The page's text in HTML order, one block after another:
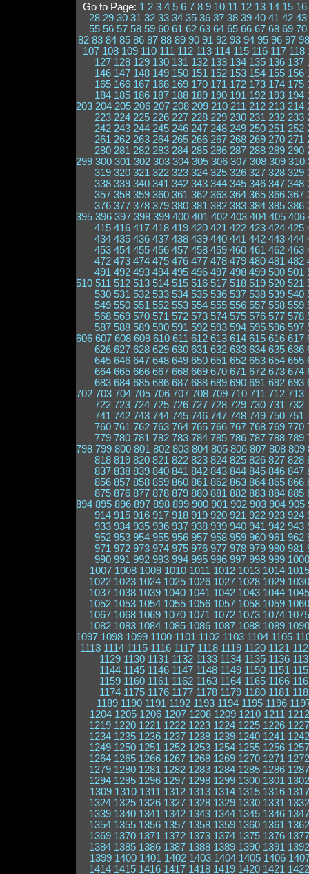
Go to Page: 1 2 3 4 5 6 7 8 9 10 11 12 13 14 15 16
28 29 30 31 32 33 34 35 36 37 38 39 40 41 42 43
55 56 57 58 59 60 61 62 63 64 65 66 67 68 69 70
82 83 84 85 86 87 88 89 90 91 92 93 94 95 96 97 98
107 108 109 110 111 112 113 114 115 116 117 118
127 128 129 130 131 132 133 134 135 136 137
146 147 148 149 150 151 152 153 154 155 156
165 166 167 168 169 170 171 172 173 174 175
184 185 186 187 188 189 190 191 192 193 194
203 204 205 206 207 208 209 210 211 212 213 214
223 224 225 226 227 228 229 230 231 232 233
242 243 244 245 246 247 248 249 250 251 252
261 262 263 264 265 266 267 268 269 270 271
280 281 282 283 284 285 286 287 288 289 290
299 300 301 302 303 304 305 306 307 308 309 310
319 320 321 322 323 324 325 326 327 328 329
338 339 340 341 342 343 344 345 346 347 348
357 358 359 360 361 362 363 364 365 366 367
376 377 378 379 380 381 382 383 384 385 386
395 396 397 398 399 400 401 402 403 404 405 406
415 416 417 418 419 420 421 422 423 424 425
434 435 436 437 438 439 440 441 442 443 444
453 454 455 456 457 458 459 460 461 462 463
472 473 474 475 476 477 478 479 480 481 482
491 492 493 494 495 496 497 498 499 500 501
510 511 512 513 514 515 516 517 518 519 520 521
530 531 532 533 534 535 536 537 538 539 540
549 550 551 552 553 554 555 556 557 558 559
568 569 570 571 572 573 574 575 576 577 578
587 588 589 590 591 592 593 594 595 596 597
606 607 608 609 610 611 612 613 614 615 616 617
626 627 628 629 630 631 632 633 634 635 636
645 646 647 648 649 650 651 652 653 654 655
664 665 666 667 668 669 670 671 672 673 674
683 684 685 686 687 688 689 690 691 692 693
702 703 704 705 706 707 708 709 710 711 712 713
722 723 724 725 726 727 728 729 730 731 732
741 742 743 744 745 746 747 748 749 750 751
760 761 762 763 764 765 766 767 768 769 770
779 780 781 782 783 784 785 786 787 788 789
798 799 800 801 802 803 804 805 806 807 808 809
818 819 820 821 822 823 824 825 826 827 828
837 838 839 840 841 842 843 844 845 846 847
856 857 858 859 860 861 862 863 864 865 866
875 876 877 878 879 880 881 882 883 884 885
894 895 896 897 898 899 900 901 902 903 904 905
914 915 916 917 918 919 920 921 922 923 924
933 934 935 936 937 938 939 940 941 942 943
952 953 954 955 956 957 958 959 960 961 962
971 972 973 974 975 976 977 978 979 980 981
990 991 992 993 994 995 996 997 998 999 1000
1007 1008 1009 1010 1011 1012 1013 1014 1015
1022 1023 1024 1025 1026 1027 1028 1029 1030
1037 1038 1039 1040 1041 1042 1043 1044 1045
1052 1053 1054 1055 1056 1057 1058 1059 1060
1067 1068 1069 1070 1071 1072 1073 1074 1075
1082 1083 1084 1085 1086 1087 1088 1089 1090
1097 1098 1099 1100 1101 1102 1103 1104 1105
1113 1114 1115 1116 1117 1118 1119 1120 1121
1129 1130 1131 1132 1133 1134 1135 1136
1144 1145 1146 1147 1148 1149 1150 1151
1159 1160 1161 1162 1163 1164 1165 1166
1174 1175 1176 1177 1178 1179 1180 1181
1189 1190 1191 1192 1193 1194 1195 1196
1204 1205 1206 1207 1208 1209 1210 1211 1212
1219 1220 1221 1222 1223 1224 1225 1226 1227
1234 1235 1236 1237 1238 1239 1240 1241 1242
1249 1250 1251 1252 1253 1254 1255 1256 1257
1264 1265 1266 1267 1268 1269 1270 1271 1272
1279 1280 1281 1282 1283 1284 1285 1286 1287
1294 1295 1296 1297 1298 1299 1300 1301 1302
1309 1310 1311 1312 1313 1314 1315 1316 1317
1324 1325 1326 1327 1328 1329 1330 1331 1332
1339 1340 1341 1342 1343 1344 1345 1346 1347
1354 1355 1356 1357 1358 1359 1360 1361 1362
1369 1370 1371 1372 1373 1374 1375 1376 1377
1384 1385 1386 1387 1388 1389 1390 1391 1392
1399 1400 1401 1402 1403 1404 1405 1406
1414 1415 1416 1417 1418 1419 1420 1421 1422